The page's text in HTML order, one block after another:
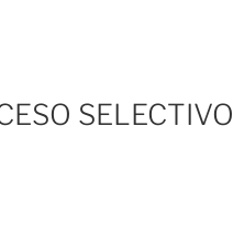
SELECTIVO